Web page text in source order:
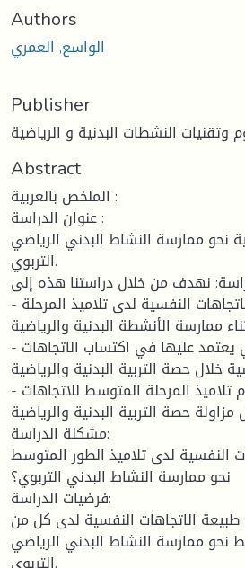
Authors
الواسع, العمري
Publisher
وتقنيات النشطات البدنية و الرياضية
Abstract
الملخص بالعربية :
عنوان الدراسة :
نحو ممارسة النشاط البدني الرياضي
التربوي.
نهدف من خلال دراستنا هذه إلى:
- توضيح مفهوم الاتجاهات النفسية لدى تلاميذ المرحلة
ممارسة الأنشطة البدنية والرياضية.
- إبراز المصادر التي يعتمد عليها في اكتساب الاتجاهات
خلال حصة التربية البدنية والرياضية.
- توضيح كيفية استخدم تلاميذ المرحلة المتوسط للاتجاهات
حصة التربية البدنية والرياضية.
مشكلة الدراسة:
النفسية لدى تلاميذ الطور المتوسط
نحو ممارسة النشاط البدني التربوي؟
فرضيات الدراسة:
طبيعة الاتجاهات النفسية لدى كل من
نحو ممارسة النشاط البدني الرياضي